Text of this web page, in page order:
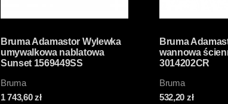
Bruma Adamastor Wylewka
umywalkowa nablatowa
Sunset 1569449SS
Bruma
1 743,60zł
Bruma
wannowa
3014202CR
Bruma
532,20 zł